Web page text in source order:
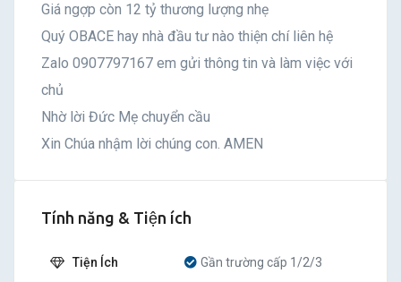
Giá ngợp còn 12 tỷ thương lượng nhẹ
Quý OBACE hay nhà đầu tư nào thiện chí liên hệ
Zalo 0907797167 em gửi thông tin và làm việc với
chủ
Nhờ lời Đức Mẹ chuyển cầu
Xin Chúa nhậm lời chúng con. AMEN
Tính năng & Tiện ích
Tiện Ích
Gần trường cấp 1/2/3